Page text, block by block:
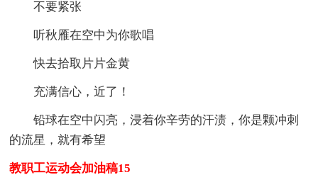
不要紧张
听秋雁在空中为你歌唱
快去拾取片片金黄
充满信心，近了！
铅球在空中闪亮，浸着你辛劳的汗渍，你是颗冲刺
的流星，就有希望
教职工运动会加油稿15